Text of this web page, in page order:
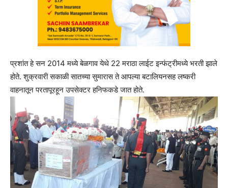
प्रशांत हे सन 2014 मध्ये बेळगाव येथे 22 मराठा लाईट इन्फंट्रीमध्ये भरती झाले
होते. शुक्रवारी सकाळी सातच्या सुमारास ते आपल्या बटालियनसह लष्करी
वाहनातून परतापूरहून उपसेक्टर हनिफकडे जात होते.